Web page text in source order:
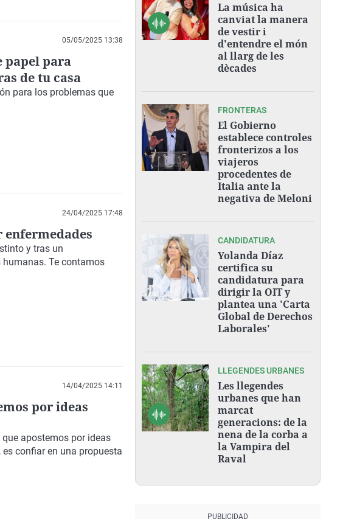
05/05/2025 13:38
papel para
de tu casa
para los problemas que
24/04/2025 17:48
enfermedades
y tras un
Te contamos
14/04/2025 14:11
por ideas
apostemos por ideas
confiar en una propuesta
La música ha
canviat la manera
de vestir i
d'entendre el món
al llarg de les
dècades
FRONTERAS
El Gobierno
establece controles
fronterizos a los
viajeros
procedentes de
Italia ante la
negativa de Meloni
CANDIDATURA
Yolanda Díaz
certifica su
candidatura para
dirigir la OIT y
plantea una 'Carta
Global de Derechos
Laborales'
LLEGENDES URBANES
Les llegendes
urbanes que han
marcat
generacions: de la
nena de la corba a
la Vampira del
Raval